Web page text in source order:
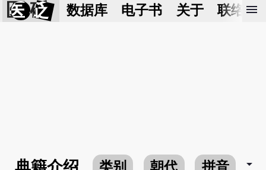
医 砭 数据库 电子书 关于 联络我
menu
类别 朝代 拼音 arrow_drop_down